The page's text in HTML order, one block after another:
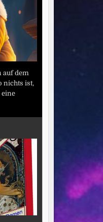
auf dem
nichts ist,
eine